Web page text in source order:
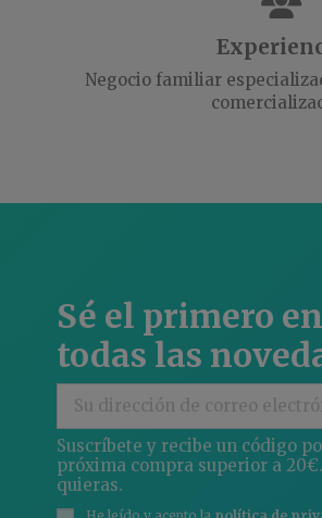
Negocio familiar
Sé el primero
todas las
Suscríbete y recibe un código
próxima compra superior a
quieras.